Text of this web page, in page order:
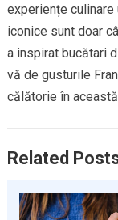
experiențe
iconice sunt doar
a inspirat bucătari
vă de gusturile
călătorie în
Related